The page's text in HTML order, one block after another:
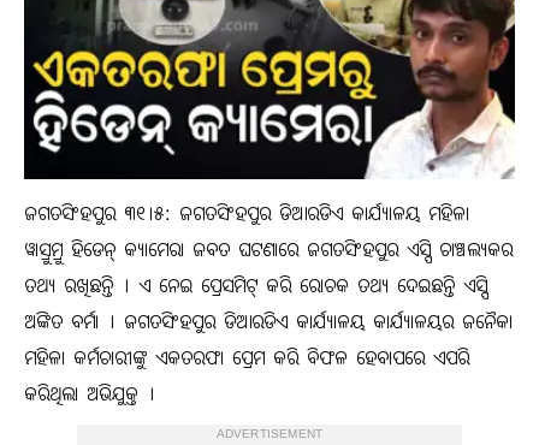
ଜଗତସିଂହପୁର ୩୧।୫: ଜଗତସିଂହପୁର ଡିଆରଡିଏ କାର୍ଯ୍ୟାଳୟ ମହିଳା
ୱାସ୍ରୁମ୍ରୁ ହିଡେନ୍ କ୍ୟାମେରା ଜବତ ଘଟଣାରେ ଜଗତସିଂହପୁର ଏସ୍ପି ଚାଞ୍ଚଲ୍ୟକର
ତଥ୍ୟ ରଖିଛନ୍ତି । ଏ ନେଇ ପ୍ରେସମିଟ୍ କରି ରୋଚକ ତଥ୍ୟ ଦେଇଛନ୍ତି ଏସ୍ପି
ଅଙ୍କିତ ବର୍ମା । ଜଗତସିଂହପୁର ଡିଆରଡିଏ କାର୍ଯ୍ୟାଳୟ କାର୍ଯ୍ୟାଳୟର ଜନୈକା
ମହିଳା କର୍ମଚାରୀଙ୍କୁ ଏକତରଫା ପ୍ରେମ କରି ବିଫଳ ହେବାପରେ ଏପରି
କରିଥିଲା ଅଭିଯୁକ୍ତ ।
ADVERTISEMENT